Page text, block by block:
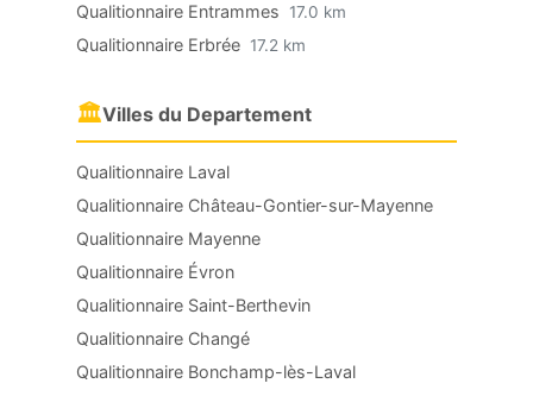
Qualitionnaire Entrammes 17.0 km
Qualitionnaire Erbrée 17.2 km
🏛Villes du Departement
Qualitionnaire Laval
Qualitionnaire Château-Gontier-sur-Mayenne
Qualitionnaire Mayenne
Qualitionnaire Évron
Qualitionnaire Saint-Berthevin
Qualitionnaire Changé
Qualitionnaire Bonchamp-lès-Laval